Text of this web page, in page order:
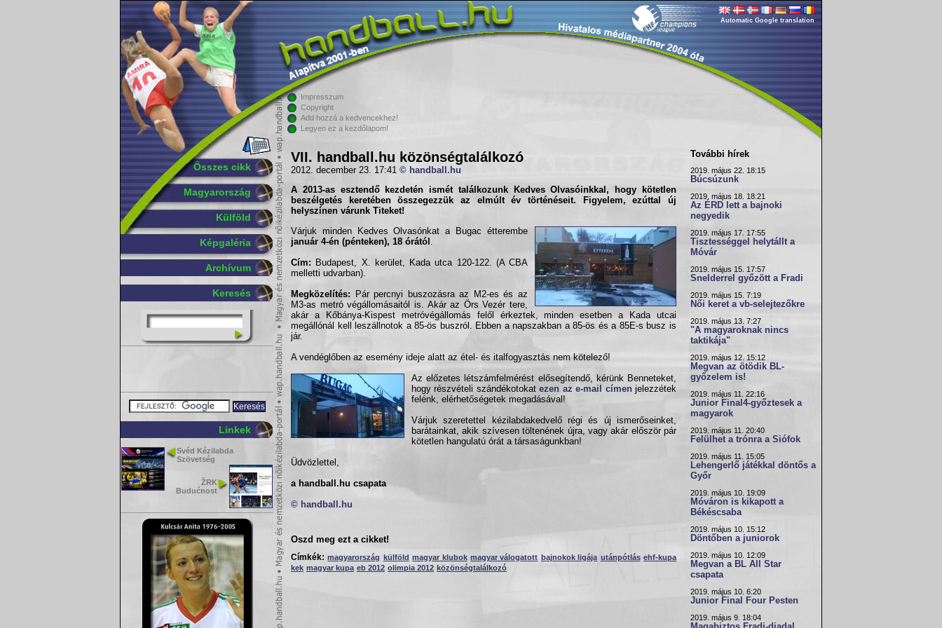
Összes cikk
Magyarország
Külföld
Képgaléria
Archívum
Keresés
Linkek
Svéd Kézilabda
Szövetség
ŽRK
Budućnost
Automatic Google translation
Impresszum
Copyright
Add hozzá a kedvencekhez!
Legyen ez a kezdőlapom!
VII. handball.hu közönségtalálkozó
2012. december 23. 17:41 © handball.hu
A 2013-as esztendő kezdetén ismét találkozunk Kedves Olvasóinkkal, hogy kötetlen
beszélgetés keretében összegezzük az elmúlt év történéseit. Figyelem, ezúttal új
helyszínen várunk Titeket!
Várjuk minden Kedves Olvasónkat a Bugac étterembe
január 4-én (pénteken), 18 órától
Cím: Budapest, X. kerület, Kada utca 120-122. (A CBA
melletti udvarban).
Megközelítés: Pár percnyi buszozásra az M2-es és az
M3-as metró végállomásaitól is. Akár az Örs Vezér tere,
akár a Kőbánya-Kispest metróvégállomás felől érkeztek, minden esetben a Kada utcai
megállónál kell leszállnotok a 85-ös buszról. Ebben a napszakban a 85-ös és a 85E-s busz is
jár.
A vendéglőben az esemény ideje alatt az étel- és italfogyasztás nem kötelező!
Az előzetes létszámfelmérést elősegítendő, kérünk Benneteket,
hogy részvételi szándékotokatezen az e-mail címen jelezzétek
felénk, elérhetőségetek megadásával!
Várjuk szeretettel kézilabdakedvelő régi és új ismerőseinket,
barátainkat, akik szívesen töltenének újra, vagy akár először pár
kötetlen hangulatú órát a társaságunkban!
Üdvözlettel,
a handball.hu csapata
© handball.hu
Oszd meg ezt a cikket!
Címkék: magyarország külföld magyar klubok magyar válogatott bajnokok ligája utánpótlás ehf-kupa
kek magyar kupa eb 2012 olimpia 2012 közönségtalálkozó
További hírek
2019. május 22. 18:15
Búcsúzunk
2019. május 18. 18:21
Az ÉRD lett a bajnoki
negyedik
2019. május 17. 17:55
Tisztességgel helytállt a
Móvár
2019. május 15. 17:57
Snelderrel győzött a Fradi
2019. május 15. 7:19
Női keret a vb-selejtezőkre
2019. május 13. 7:27
"A magyaroknak nincs
taktikája"
2019. május 12. 15:12
Megvan az ötödik BL-
győzelem is!
2019. május 11. 22:16
Junior Final4-győztesek a
magyarok
2019. május 11. 20:40
Felülhet a trónra a Siófok
2019. május 11. 15:05
Lehengerlő játékkal döntős a
Győr
2019. május 10. 19:09
Móváron is kikapott a
Békéscsaba
2019. május 10. 15:12
Döntőben a juniorok
2019. május 10. 12:09
Megvan a BL All Star
csapata
2019. május 10. 6:20
Junior Final Four Pesten
2019. május 9. 18:04